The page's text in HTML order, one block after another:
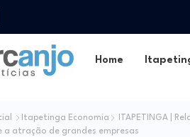
Home
Itapetinga Economia
ITAPETINGA |
a atração de grandes empresas